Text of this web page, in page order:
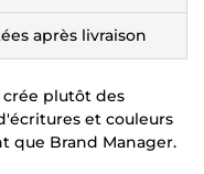
après livraison
plutôt des
et couleurs
que Brand Manager.